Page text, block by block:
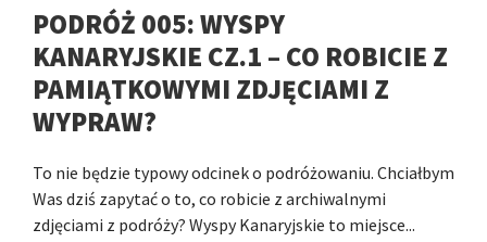
PODRÓŻ 005: WYSPY
KANARYJSKIE CZ.1 – CO ROBICIE Z
PAMIĄTKOWYMI ZDJĘCIAMI Z
WYPRAW?
To nie będzie typowy odcinek o podróżowaniu. Chciałbym
Was dziś zapytać o to, co robicie z archiwalnymi
zdjęciami z podróży? Wyspy Kanaryjskie to miejsce...